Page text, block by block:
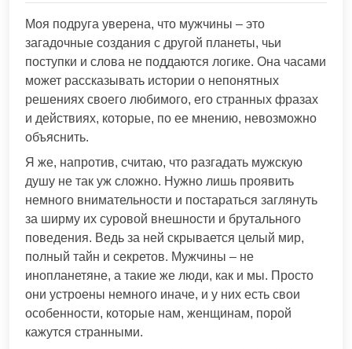
Моя подруга уверена, что мужчины – это
загадочные создания с другой планеты, чьи
поступки и слова не поддаются логике. Она часами
может рассказывать истории о непонятных
решениях своего любимого, его странных фразах
и действиях, которые, по ее мнению, невозможно
объяснить.
Я же, напротив, считаю, что разгадать мужскую
душу не так уж сложно. Нужно лишь проявить
немного внимательности и постараться заглянуть
за ширму их суровой внешности и брутального
поведения. Ведь за ней скрывается целый мир,
полный тайн и секретов. Мужчины – не
инопланетяне, а такие же люди, как и мы. Просто
они устроены немного иначе, и у них есть свои
особенности, которые нам, женщинам, порой
кажутся странными.